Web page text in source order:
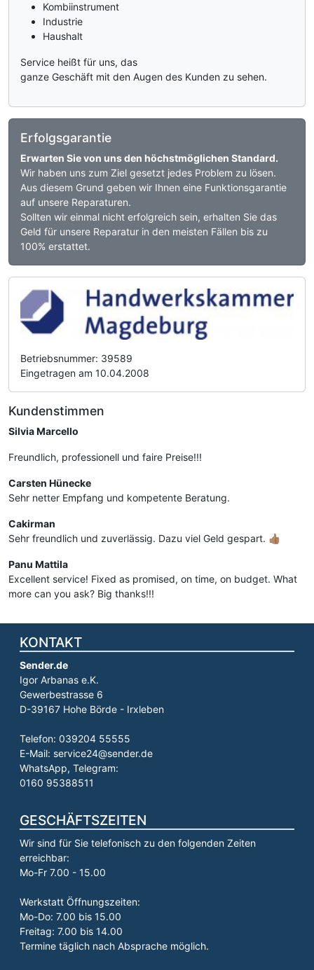
Kombiinstrument
Industrie
Haushalt
Service heißt für uns, das
ganze Geschäft mit den Augen des Kunden zu sehen.
Erfolgsgarantie
Erwarten Sie von uns den höchstmöglichen Standard.
Wir haben uns zum Ziel gesetzt jedes Problem zu lösen.
Aus diesem Grund geben wir Ihnen eine Funktionsgarantie
auf unsere Reparaturen.
Sollten wir einmal nicht erfolgreich sein, erhalten Sie das
Geld für unsere Reparatur in den meisten Fällen bis zu
100% erstattet.
Betriebsnummer: 39589
Eingetragen am 10.04.2008
Kundenstimmen
Silvia Marcello
Freundlich, professionell und faire Preise!!!
Carsten Hünecke
Sehr netter Empfang und kompetente Beratung.
Cakirman
Sehr freundlich und zuverlässig. Dazu viel Geld gespart. 👍🏽
Panu Mattila
Excellent service! Fixed as promised, on time, on budget. What
more can you ask? Big thanks!!!
KONTAKT
Sender.de
Igor Arbanas e.K.
Gewerbestrasse 6
D-39167 Hohe Börde - Irxleben
Telefon: 039204 55555
E-Mail: service24@sender.de
WhatsApp, Telegram:
0160 95388511
GESCHÄFTSZEITEN
Wir sind für Sie telefonisch zu den folgenden Zeiten
erreichbar:
Mo-Fr 7.00 - 15.00
Werkstatt Öffnungszeiten:
Mo-Do: 7.00 bis 15.00
Freitag: 7.00 bis 14.00
Termine täglich nach Absprache möglich.